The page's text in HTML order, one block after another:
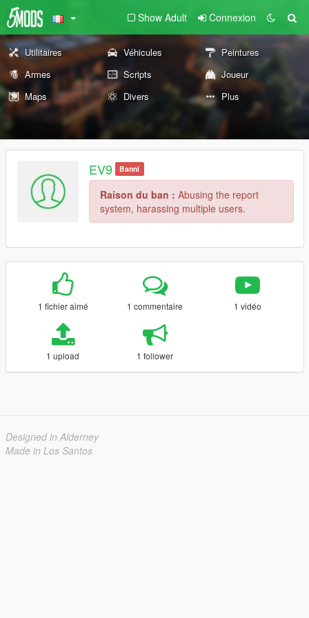
Show Adult Connexion
Utilitaires Véhicules
Peintures
Armes
Scripts
Joueur
Maps
Divers Plus
EV9 Banni
Raison du ban : Abusing the report
system, harassing multiple users.
1 fichier aimé 1 commentaire 1 vidéo
1 upload 1 follower
Designed in Alderney
Made in Los Santos